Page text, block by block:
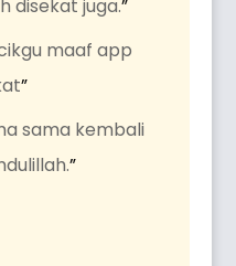
disekat juga.”
maaf app
”
sama kembali
”